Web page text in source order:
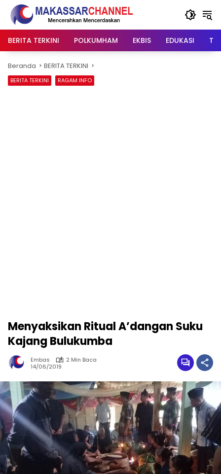
Langsung
konten
BERITA TERKINI
POLKUMHAM EKBIS EDUKASI
Beranda BERITA TERKINI
BERITA TERKINI RAGAM INFO
Menyaksikan Ritual A’dangan Suku
Kajang Bulukumba
Embas
2 Min Baca
14/06/2019